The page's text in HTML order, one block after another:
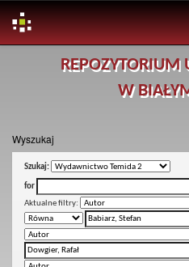
REPOZYTORIUM
W
Wyszukaj
Szukaj:
for
Aktualne filtry: